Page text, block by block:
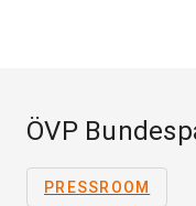
ÖVP
PRESSROOM